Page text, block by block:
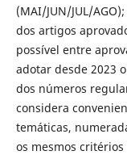
(MAI/JUN/JUL/
dos artigos
possível entre
adotar desde 2023
dos números
considera
temáticas,
os mesmos